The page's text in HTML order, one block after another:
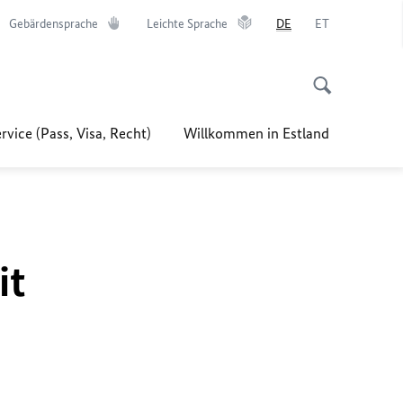
Gebärdensprache Leichte Sprache DE ET
(Pass, Visa, Recht) Willkommen in Estland